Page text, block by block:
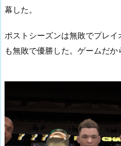
幕した。
ポストシーズンは無敗でプレ
も無敗で優勝した。ゲームだか